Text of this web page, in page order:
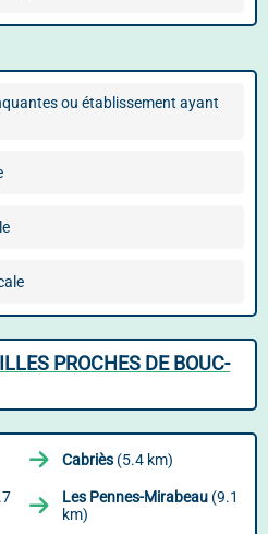
ou établissement ayant
PROCHES DE BOUC-
Cabriès (5.4 km)
Les Pennes-Mirabeau (9.1
km)